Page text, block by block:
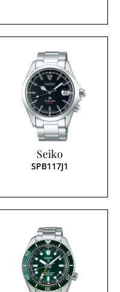
Seiko
SPB117J1